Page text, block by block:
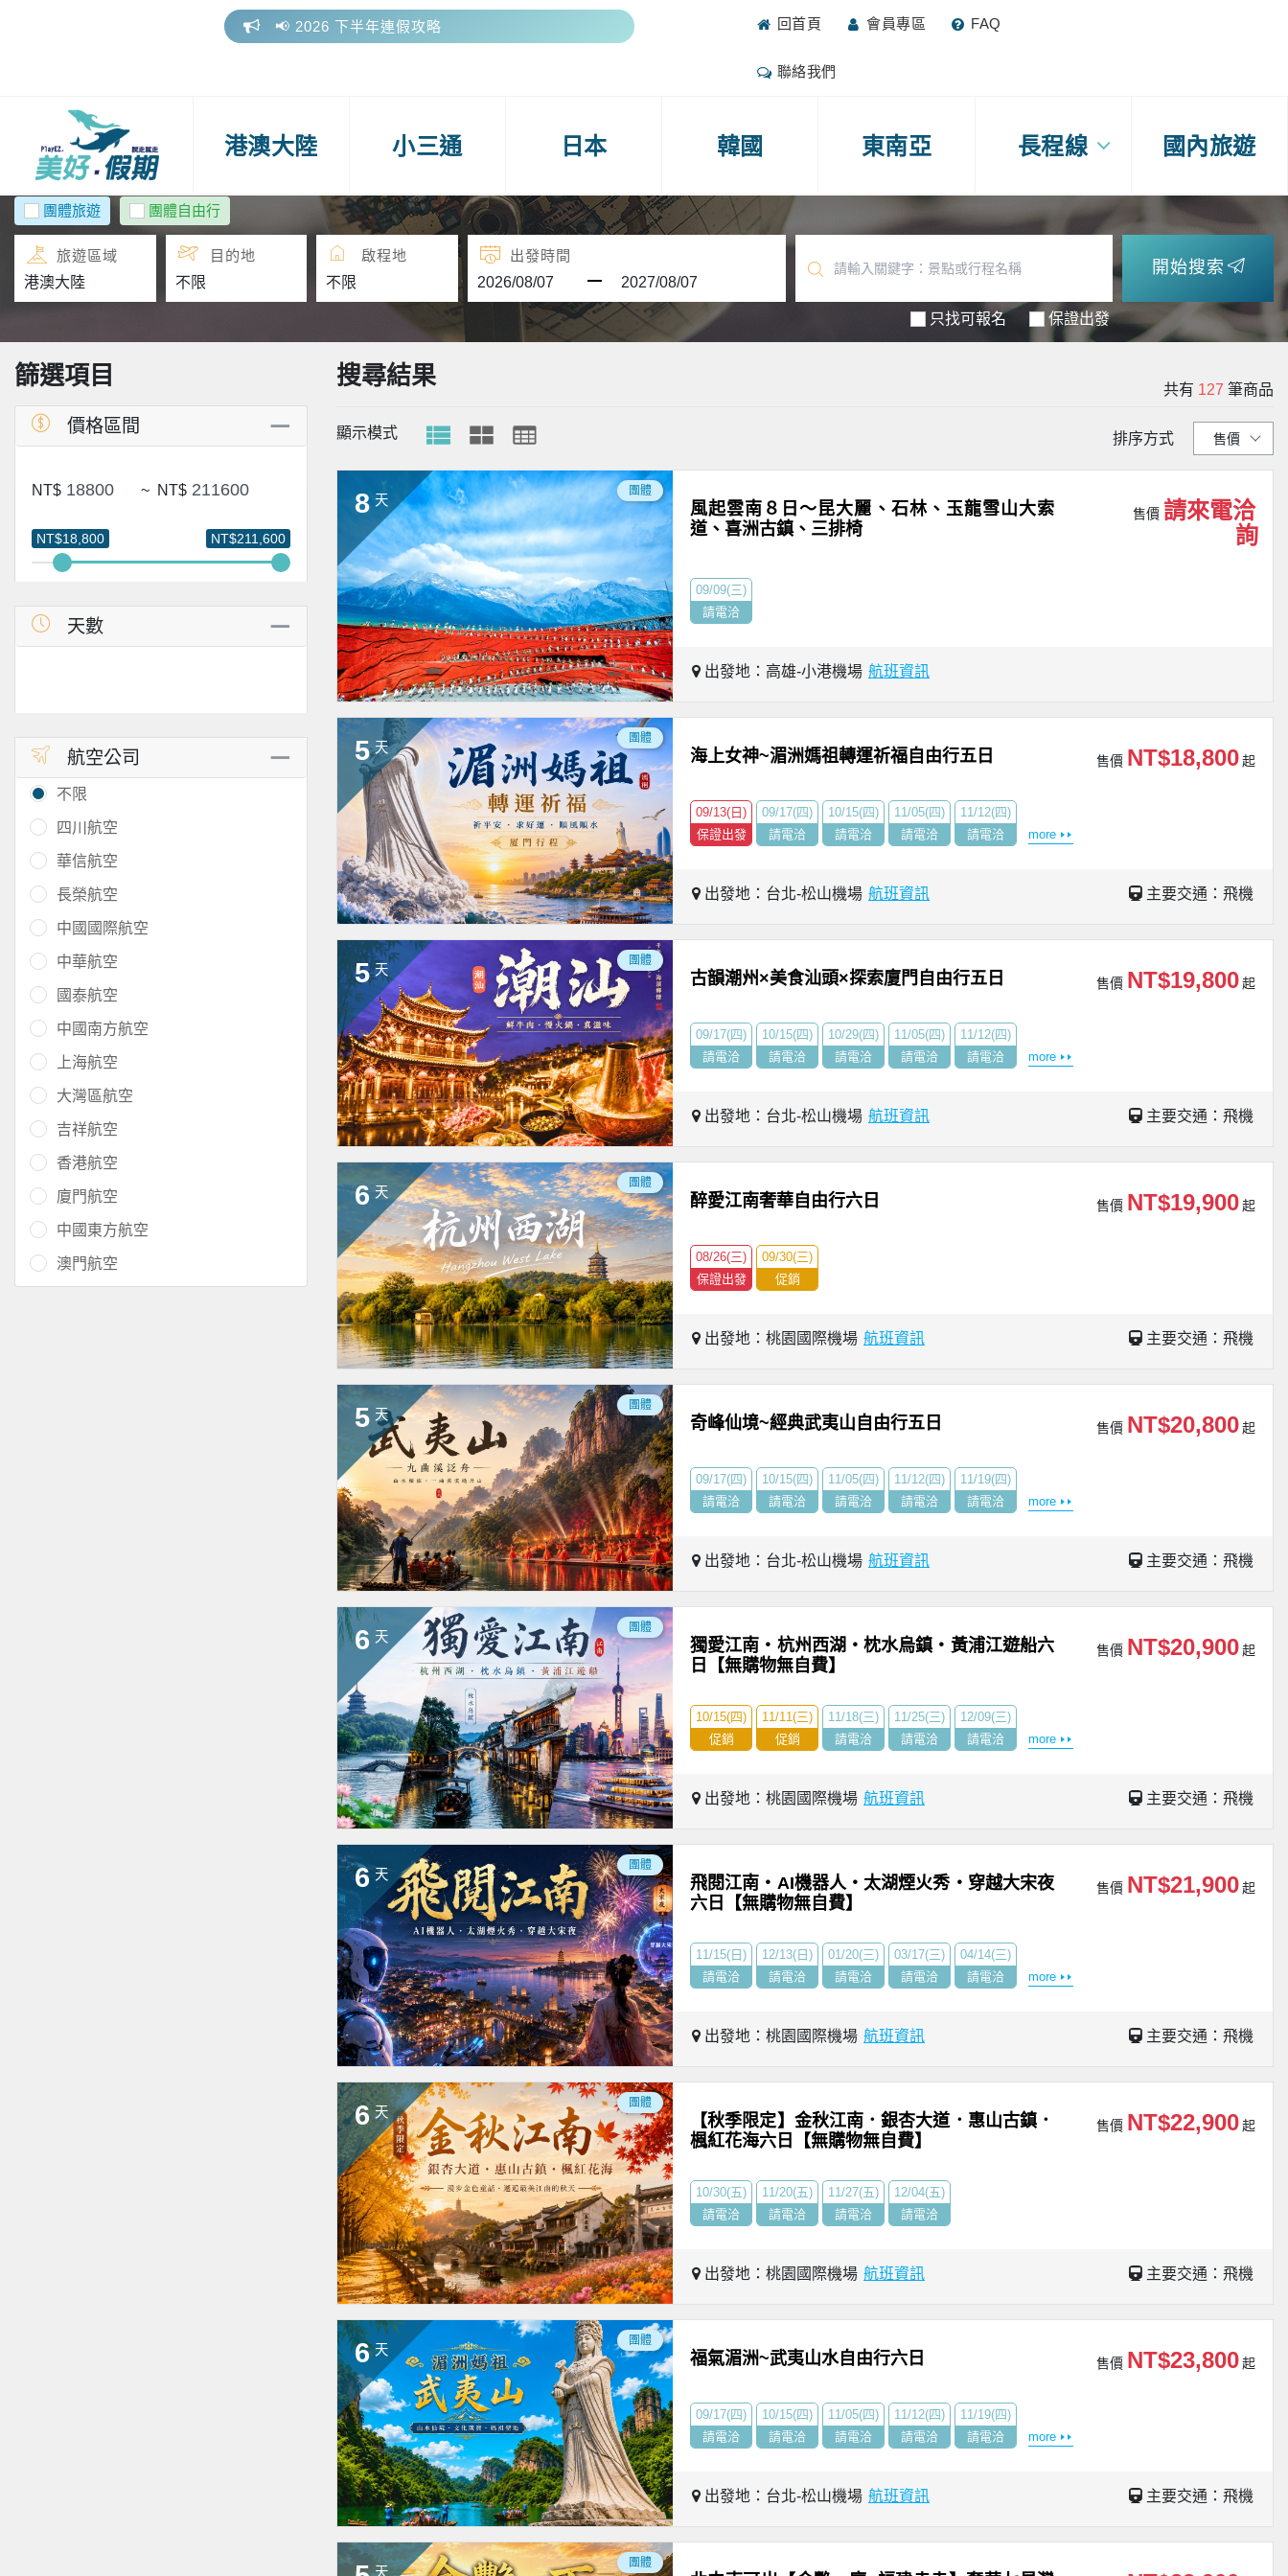
☀️2026盛夏出發，暑期熱門團期
🎁 美好假期參團好評抽好禮
回首頁 會員專區 FAQ
聯絡我們
港澳大陸 小三通 日本 韓國 東南亞 長程線 國內旅遊
團體旅遊 團體自由行
旅遊區域 目的地 啟程地 出發時間
只找可報名 保證出發
開始搜索
篩選項目
價格區間
NT$ ~ NT$
NT$18,800 NT$211,600
天數
航空公司
不限
四川航空
華信航空
長榮航空
中國國際航空
中華航空
國泰航空
中國南方航空
上海航空
大灣區航空
吉祥航空
香港航空
廈門航空
中國東方航空
澳門航空
搜尋結果 共有 127 筆商品
顯示模式 排序方式
8 天
團體
風起雲南８日～昆大麗、石林、玉龍雪山大索
道、喜洲古鎮、三排椅
售價 請來電洽
詢
09/09(三)
請電洽
出發地：高雄-小港機場 航班資訊
5 天
團體
海上女神~湄洲媽祖轉運祈福自由行五日 售價 NT$18,800起
09/13(日)
保證出發
09/17(四)
請電洽
10/15(四)
請電洽
11/05(四)
請電洽
11/12(四)
請電洽
more
出發地：台北-松山機場 航班資訊 主要交通：飛機
5 天
團體
古韻潮州×美食汕頭×探索廈門自由行五日 售價 NT$19,800起
09/17(四)
請電洽
10/15(四)
請電洽
10/29(四)
請電洽
11/05(四)
請電洽
11/12(四)
請電洽
more
出發地：台北-松山機場 航班資訊 主要交通：飛機
6 天
團體
醉愛江南奢華自由行六日 售價 NT$19,900起
08/26(三)
保證出發
09/30(三)
促銷
出發地：桃園國際機場 航班資訊 主要交通：飛機
5 天
團體
奇峰仙境~經典武夷山自由行五日 售價 NT$20,800起
09/17(四)
請電洽
10/15(四)
請電洽
11/05(四)
請電洽
11/12(四)
請電洽
11/19(四)
請電洽
more
出發地：台北-松山機場 航班資訊 主要交通：飛機
6 天
團體
獨愛江南・杭州西湖・枕水烏鎮・黃浦江遊船六
日【無購物無自費】
售價 NT$20,900起
10/15(四)
促銷
11/11(三)
促銷
11/18(三)
請電洽
11/25(三)
請電洽
12/09(三)
請電洽
more
出發地：桃園國際機場 航班資訊 主要交通：飛機
6 天
團體
飛閱江南・AI機器人・太湖煙火秀・穿越大宋夜
六日【無購物無自費】
售價 NT$21,900起
11/15(日)
請電洽
12/13(日)
請電洽
01/20(三)
請電洽
03/17(三)
請電洽
04/14(三)
請電洽
more
出發地：桃園國際機場 航班資訊 主要交通：飛機
6 天
團體
【秋季限定】金秋江南．銀杏大道．惠山古鎮．
楓紅花海六日【無購物無自費】
售價 NT$22,900起
10/30(五)
請電洽
11/20(五)
請電洽
11/27(五)
請電洽
12/04(五)
請電洽
出發地：桃園國際機場 航班資訊 主要交通：飛機
6 天
團體
福氣湄洲~武夷山水自由行六日 售價 NT$23,800起
09/17(四)
請電洽
10/15(四)
請電洽
11/05(四)
請電洽
11/12(四)
請電洽
11/19(四)
請電洽
more
出發地：台北-松山機場 航班資訊 主要交通：飛機
天
團體